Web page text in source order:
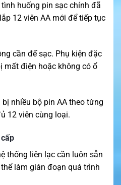
huống pin sạc chính đã
12 viên AA mới để tiếp tục
cần đế sạc. Phụ kiện đặc
mất điện hoặc không có ổ
nhiều bộ pin AA theo từng
12 viên cùng loại.
thống liên lạc cần luôn sẵn
làm gián đoạn quá trình